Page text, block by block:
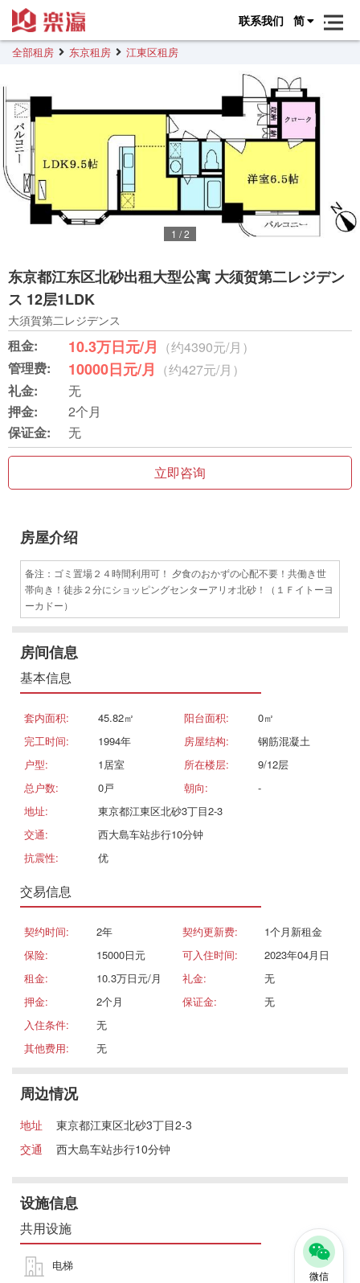
微信
联系我们 简
全部租房 东京租房 江東区租房
1 /2
东京都江东区北砂出租大型公寓 大须贺第二レジデン
ス 12层1LDK
大須賀第二レジデンス
租金: 10.3万日元/月 （约4390元/月）
管理费:
10000日元/月 （约427元/月）
礼金:
无
押金:
2个月
保证金:
无
立即咨询
房屋介绍
备注：ゴミ置場２４時間利用可！ 夕食のおかずの心配不要！共働き世
帯向き！徒歩２分にショッピングセンターアリオ北砂！（１Ｆイトーヨ
ーカドー）
房间信息
基本信息
套内面积: 45.82㎡ 阳台面积:
0㎡
完工时间:
1994年 房屋结构:
钢筋混凝土
户型:
1居室 所在楼层:
9/12层
总户数:
0戸 朝向:
-
地址:
東京都江東区北砂3丁目2-3
交通:
西大島车站步行10分钟
抗震性:
优
交易信息
契约时间: 2年 契约更新费:
1个月新租金
保险:
15000日元 可入住时间:
2023年04月日
租金:
10.3万日元/月 礼金:
无
押金:
2个月 保证金:
无
入住条件:
无
其他费用:
无
周边情况
地址
東京都江東区北砂3丁目2-3
交通
西大島车站步行10分钟
设施信息
共用设施
电梯